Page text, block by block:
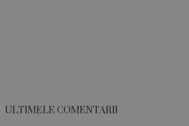
ULTIMELE COMENTARII